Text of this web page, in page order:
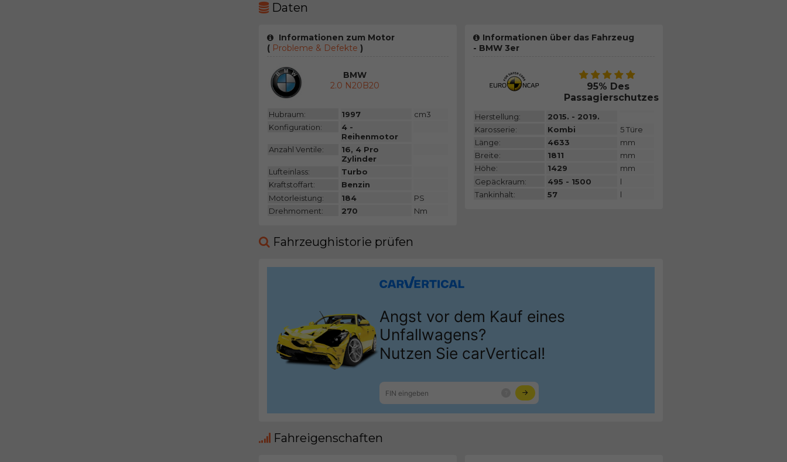
Daten
Informationen zum Motor
(Probleme & Defekte )
BMW
2.0 N20B20
Hubraum: 1997
cm3
Konfiguration:
4 -
Reihenmotor
Anzahl Ventile:
16, 4 Pro
Zylinder
Lufteinlass:
Turbo
Kraftstoffart:
Benzin
Motorleistung:
184
PS
Drehmoment:
270 Nm
Informationen über das Fahrzeug
- BMW 3er
95% Des
Passagierschutzes
Herstellung:
2015. - 2019.
Karosserie:
Kombi
5 Türe
Länge:
4633
mm
Breite:
1811
mm
Höhe:
1429
mm
Gepäckraum:
495 - 1500
l
Tankinhalt:
57 l
Fahrzeughistorie prüfen
Fahreigenschaften